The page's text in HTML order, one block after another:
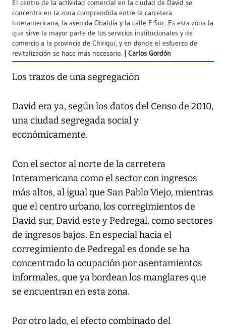
El centro de la actividad comercial en la ciudad de David se
concentra en la zona comprendida entre la carretera
Interamericana, la avenida Obaldía y la calle F Sur. Es esta zona la
que sirve la mayor parte de los servicios institucionales y de
comercio a la provincia de Chiriquí, y en donde el esfuerzo de
revitalización se hace más necesario.
Carlos Gordón
Los trazos de una segregación
David era ya, según los datos del Censo de 2010,
una ciudad segregada social y
económicamente.
Con el sector al norte de la carretera
Interamericana como el sector con ingresos
más altos, al igual que San Pablo Viejo, mientras
que el centro urbano, los corregimientos de
David sur, David este y Pedregal, como sectores
de ingresos bajos. En especial hacia el
corregimiento de Pedregal es donde se ha
concentrado la ocupación por asentamientos
informales, que ya bordean los manglares que
se encuentran en esta zona.
Por otro lado, el efecto combinado del